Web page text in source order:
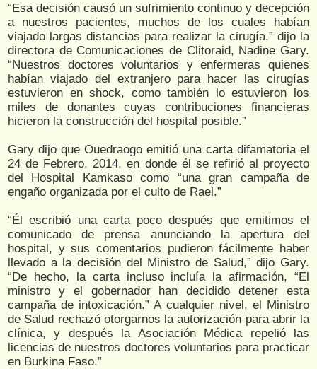
“Esa decisión causó un sufrimiento continuo y decepción
a nuestros pacientes, muchos de los cuales habían
viajado largas distancias para realizar la cirugía,” dijo la
directora de Comunicaciones de Clitoraid, Nadine Gary.
“Nuestros doctores voluntarios y enfermeras quienes
habían viajado del extranjero para hacer las cirugías
estuvieron en shock, como también lo estuvieron los
miles de donantes cuyas contribuciones financieras
hicieron la construcción del hospital posible.”
Gary dijo que Ouedraogo emitió una carta difamatoria el
24 de Febrero, 2014, en donde él se refirió al proyecto
del Hospital Kamkaso como “una gran campaña de
engaño organizada por el culto de Rael.”
“Él escribió una carta poco después que emitimos el
comunicado de prensa anunciando la apertura del
hospital, y sus comentarios pudieron fácilmente haber
llevado a la decisión del Ministro de Salud,” dijo Gary.
“De hecho, la carta incluso incluía la afirmación, “El
ministro y el gobernador han decidido detener esta
campaña de intoxicación.” A cualquier nivel, el Ministro
de Salud rechazó otorgarnos la autorización para abrir la
clínica, y después la Asociación Médica repelió las
licencias de nuestros doctores voluntarios para practicar
en Burkina Faso.”